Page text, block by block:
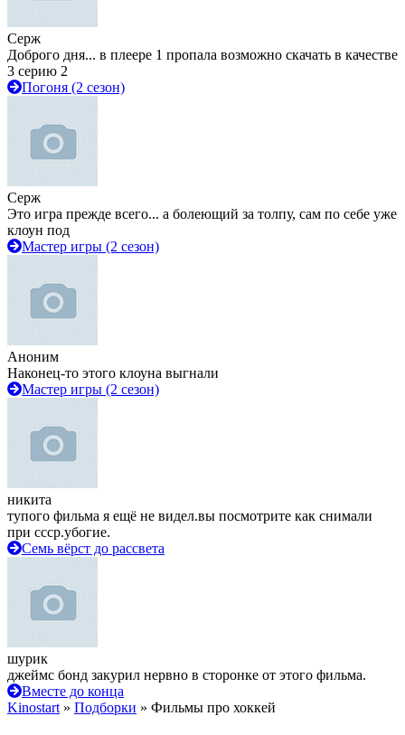
Серж
Доброго дня... в плеере 1 пропала возможно скачать в качестве
3 серию 2
Погоня (2 сезон)
Серж
Это игра прежде всего... а болеющий за толпу, сам по себе уже
клоун под
Мастер игры (2 сезон)
Аноним
Наконец-то этого клоуна выгнали
Мастер игры (2 сезон)
никита
тупого фильма я ещё не видел.вы посмотрите как снимали
при ссср.убогие.
Семь вёрст до рассвета
шурик
джеймс бонд закурил нервно в сторонке от этого фильма.
Вместе до конца
Kinostart » Подборки » Фильмы про хоккей